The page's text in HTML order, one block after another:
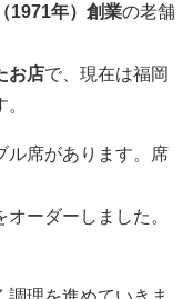
1971年）創業の老舗
お店で、現在は福岡
ル席があります。席
オーダーしました。
調理を進めていきま